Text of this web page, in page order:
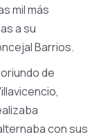
mil más
a su
Barrios.
de
con sus